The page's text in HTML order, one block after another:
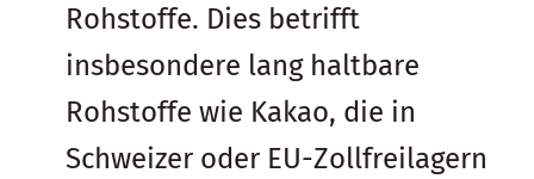
Rohstoffe. Dies betrifft
insbesondere lang haltbare
Rohstoffe wie Kakao, die in
Schweizer oder EU-Zollfreilagern